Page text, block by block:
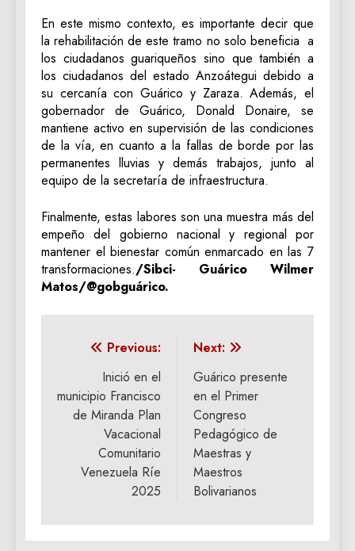
En este mismo contexto, es importante decir que
la rehabilitación de este tramo no solo beneficia a
los ciudadanos guariqueños sino que también a
los ciudadanos del estado Anzoátegui debido a
su cercanía con Guárico y Zaraza. Además, el
gobernador de Guárico, Donald Donaire, se
mantiene activo en supervisión de las condiciones
de la vía, en cuanto a la fallas de borde por las
permanentes lluvias y demás trabajos, junto al
equipo de la secretaría de infraestructura.
Finalmente, estas labores son una muestra más del
empeño del gobierno nacional y regional por
mantener el bienestar común enmarcado en las 7
transformaciones./Sibci- Guárico Wilmer
Matos/@gobguárico.
Navegación
entradas
Previous:
Inició en el
municipio Francisco
de Miranda Plan
Vacacional
Comunitario
Venezuela Ríe
2025
Next:
Guárico presente
en el Primer
Congreso
Pedagógico de
Maestras y
Maestros
Bolivarianos